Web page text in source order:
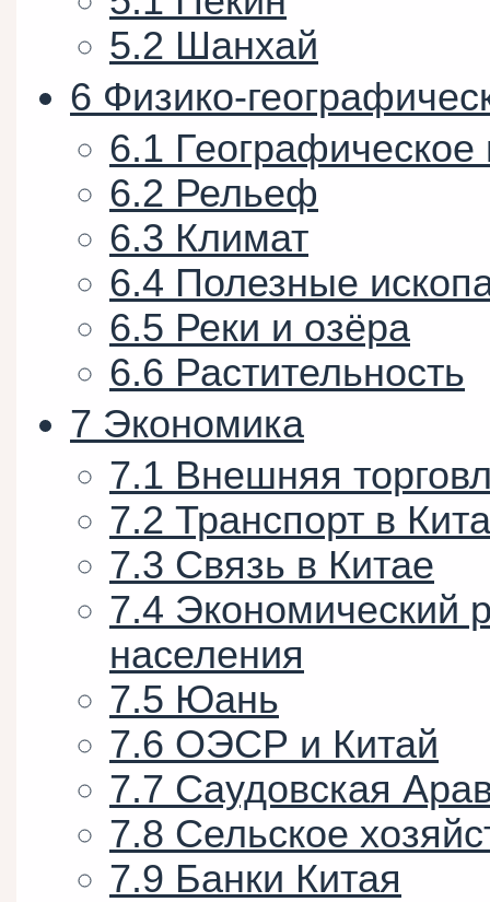
5.2 Шанхай
6 Физико-
6.1
6.2 Рельеф
6.3 Климат
6.4 Полезные
6.5 Реки и озёра
6.6 Растительность
7 Экономика
7.1 Внешняя
7.2 Транспорт в
7.3 Связь в Китае
7.4 Экономический
населения
7.5 Юань
7.6 ОЭСР и Китай
7.7 Саудовская
7.8 Сельское
7.9 Банки Китая